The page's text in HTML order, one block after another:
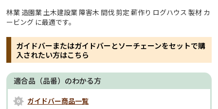
林業 造園業 土木建設業 障害木 間伐 剪定 薪作り ログハウス 製材 カ
ービング に最適です。
ガイドバーまたはガイドバーとソーチェーンをセットで購
入されたい方はこちら
適合品（品番）のわかる方
ガイドバー商品一覧